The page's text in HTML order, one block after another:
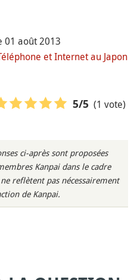
01 août 2013
et Internet au Japon
5/5 (1 vote)
ci-après sont proposées
Kanpai dans le cadre
reflètent pas nécessairement
de Kanpai.